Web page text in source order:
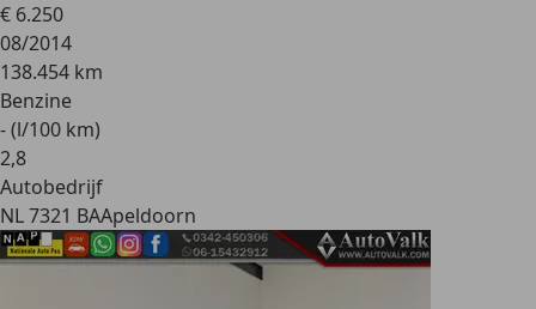
€ 6.250
08/2014
138.454 km
Benzine
- (l/100 km)
2,8
Autobedrijf
NL 7321 BAApeldoorn